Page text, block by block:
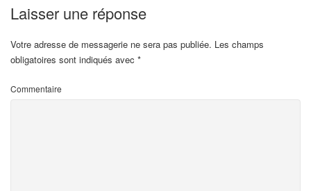
Laisser une réponse
Votre adresse de messagerie ne sera pas publiée. Les champs
obligatoires sont indiqués avec *
Commentaire